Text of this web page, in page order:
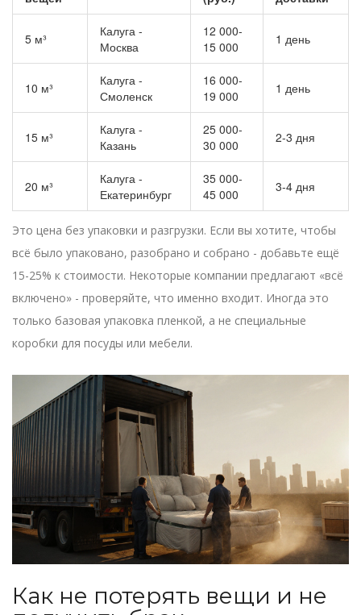
5 м³
Калуга -
Москва
12 000-
15 000
1 день
10 м³
Калуга -
Смоленск
16 000-
19 000
1 день
15 м³
Калуга -
Казань
25 000-
30 000
2-3 дня
20 м³
Калуга -
Екатеринбург
35 000-
45 000
3-4 дня
Это цена без упаковки и разгрузки. Если вы хотите, чтобы
всё было упаковано, разобрано и собрано - добавьте ещё
15-25% к стоимости. Некоторые компании предлагают «всё
включено» - проверяйте, что именно входит. Иногда это
только базовая упаковка пленкой, а не специальные
коробки для посуды или мебели.
Как не потерять вещи и не